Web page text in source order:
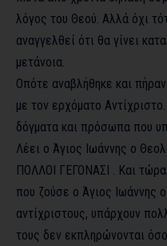
λόγος του Θεού. Αλλά όχι
αναγγελθεί ότι θα γίνει
μετάνοια.
Οπότε αναβλήθηκε και
με τον ερχόματο
δόγματα και πρόσωπα που
Λέει ο Άγιος Ιωάννης ο
ΠΟΛΛΟΙ ΓΕΓΟΝΑΣΙ . Και
που ζούσε ο Άγιος Ιωάννης
αντίχριστους, υπάρχουν
τους δεν εκπληρώνονται